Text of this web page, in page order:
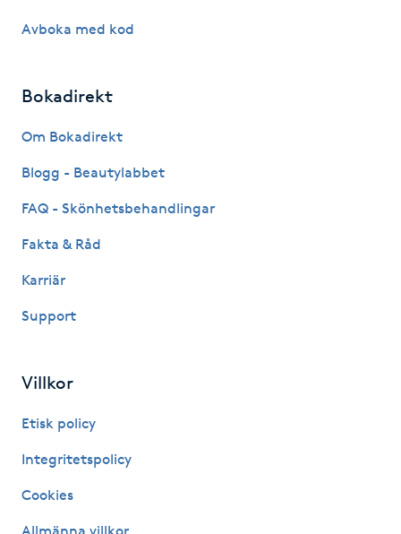
Luggklippning
Läpptatuering
Makeup
Manikyr & Pedikyr
Meditation
Medium
Avboka med kod
Bokadirekt
Om Bokadirekt
Blogg - Beautylabbet
FAQ - Skönhetsbehandlingar
Fakta & Råd
Karriär
Support
Villkor
Etisk policy
Integritetspolicy
Cookies